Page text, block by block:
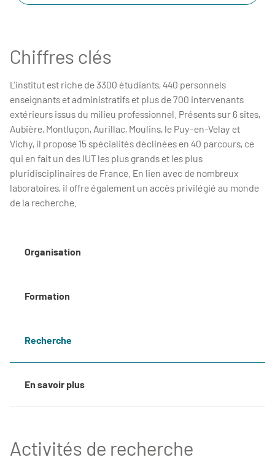
Chiffres clés
L’institut est riche de 3300 étudiants, 440 personnels
enseignants et administratifs et plus de 700 intervenants
extérieurs issus du milieu professionnel. Présents sur 6 sites,
Aubière, Montluçon, Aurillac, Moulins, le Puy-en-Velay et
Vichy, il propose 15 spécialités déclinées en 40 parcours, ce
qui en fait un des IUT les plus grands et les plus
pluridisciplinaires de France. En lien avec de nombreux
laboratoires, il offre également un accès privilégié au monde
de la recherche.
Organisation
Formation
Recherche
En savoir plus
Activités de recherche